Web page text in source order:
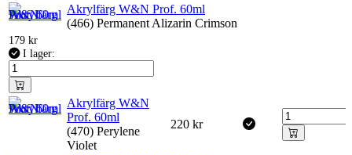
Akrylfärg W&N Prof. 60ml
(466) Permanent Alizarin Crimson
179 kr
I lager:
Akrylfärg W&N
Prof. 60ml
(470) Perylene
Violet
220 kr